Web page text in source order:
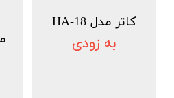
کاتر مدل HA-18
به زودی